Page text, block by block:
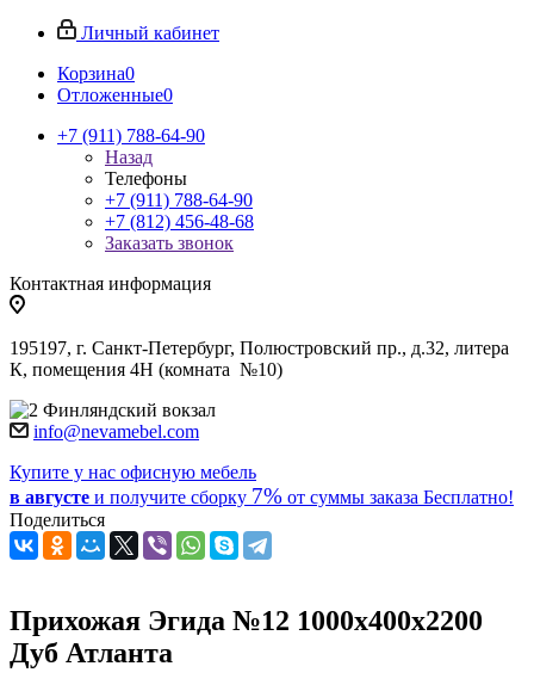
Личный кабинет
Корзина0
Отложенные0
+7 (911) 788-64-90
Назад
Телефоны
+7 (911) 788-64-90
+7 (812) 456-48-68
Заказать звонок
Контактная информация
195197, г. Санкт-Петербург, Полюстровский пр., д.32, литера
К, помещения 4Н (комната №10)
Финляндский вокзал
info@nevamebel.com
Купите у нас офисную мебель
в августе и получите сборку 7% от суммы заказа Бесплатно!
Поделиться
Прихожая Эгида №12 1000х400х2200
Дуб Атланта